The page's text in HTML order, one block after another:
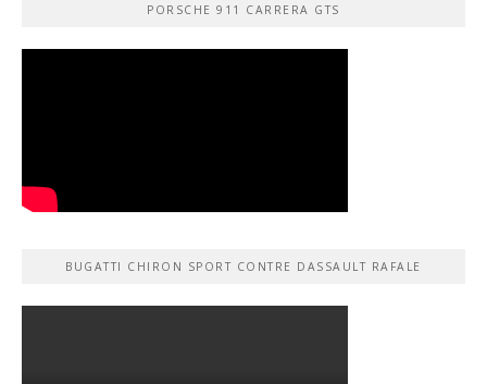
PORSCHE 911 CARRERA GTS
BUGATTI CHIRON SPORT CONTRE DASSAULT RAFALE